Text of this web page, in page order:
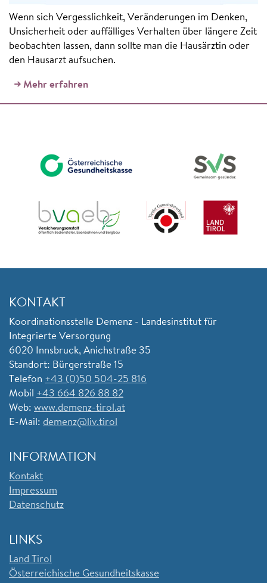
Wenn sich Vergesslichkeit, Veränderungen im Denken,
Unsicherheit oder auffälliges Verhalten über längere Zeit
beobachten lassen, dann sollte man die Hausärztin oder
den Hausarzt aufsuchen.
Mehr erfahren
KONTAKT
Koordinationsstelle Demenz - Landesinstitut für
Integrierte Versorgung
6020 Innsbruck, Anichstraße 35
Standort: Bürgerstraße 15
Telefon +43 (0)50 504-25 816
Mobil +43 664 826 88 82
Web: www.demenz-tirol.at
E-Mail: demenz@liv.tirol
INFORMATION
Kontakt
Impressum
Datenschutz
LINKS
Land Tirol
Österreichische Gesundheitskasse